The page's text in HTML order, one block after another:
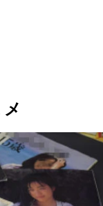
ている「碧志摩メ
た